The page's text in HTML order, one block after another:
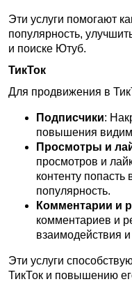
Эти услуги помогают
популярность,
и поиске Ютуб.
ТикТок
Для продвижения в
Подписчики:
повышения
Просмотры и
просмотров и
контенту
популярность.
Комментарии и
комментариев и
взаимодействия
Эти услуги
ТикТок и повышению